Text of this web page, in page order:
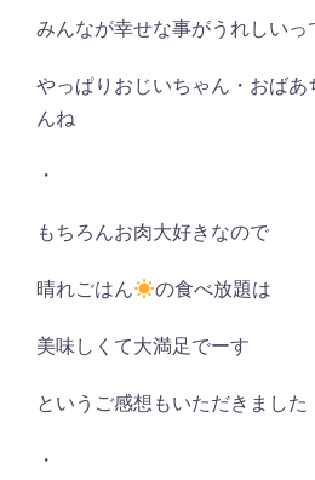
みんなが幸せな事がうれしいっ
やっぱりおじいちゃん・おば
んね
・
もちろんお肉大好きなので
晴れごはん の食べ放題は
美味しくて大満足でーす
というご感想もいただきました
・